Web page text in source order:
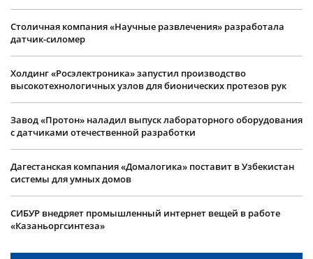
Столичная компания «Научные развлечения» разработала
датчик-силомер
Холдинг «Росэлектроника» запустил производство
высокотехнологичных узлов для бионических протезов рук
Завод «Протон» наладил выпуск лабораторного оборудования
с датчиками отечественной разработки
Дагестанская компания «Домалогика» поставит в Узбекистан
системы для умных домов
СИБУР внедряет промышленный интернет вещей в работе
«Казаньоргсинтеза»